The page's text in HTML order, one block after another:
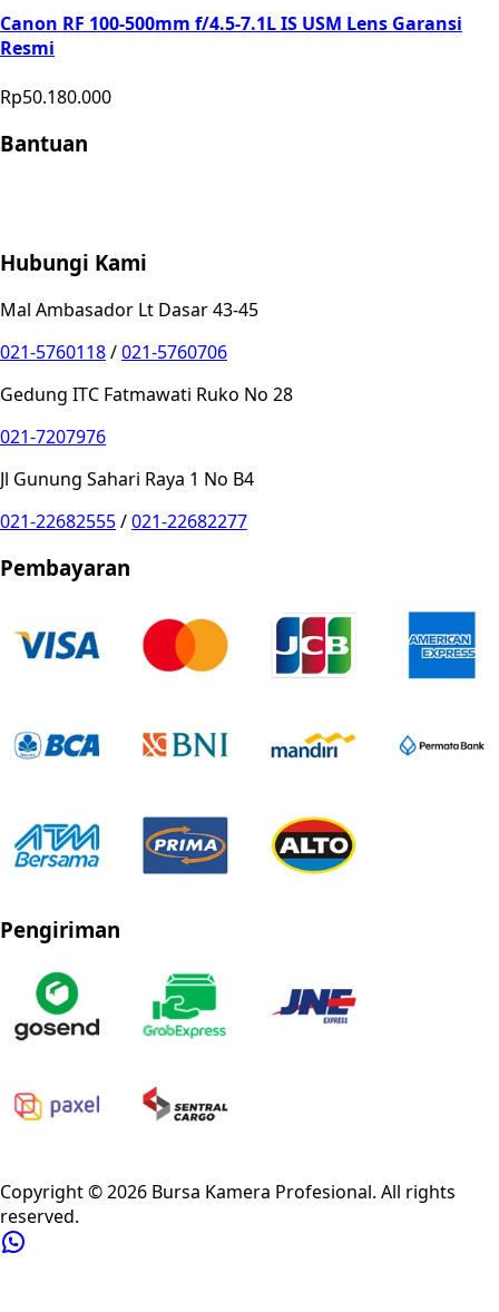
Canon RF 100-500mm f/4.5-7.1L IS USM Lens Garansi
Resmi
Rp50.180.000
Bantuan
Hubungi Kami
Mal Ambasador Lt Dasar 43-45
021-5760118/021-5760706
Gedung ITC Fatmawati Ruko No 28
021-7207976
Jl Gunung Sahari Raya 1 No B4
021-22682555/021-22682277
Pembayaran
Pengiriman
Copyright ©2026 Bursa Kamera Profesional. All rights
reserved.